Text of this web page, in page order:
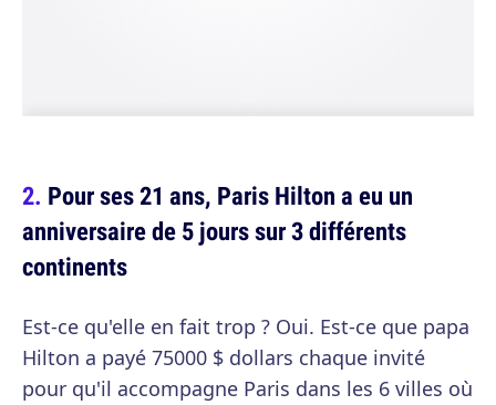
Pour ses 21 ans, Paris Hilton a eu un
anniversaire de 5 jours sur 3 différents
continents
Est-ce qu'elle en fait trop ? Oui. Est-ce que papa
Hilton a payé 75000 $ dollars chaque invité
pour qu'il accompagne Paris dans les 6 villes où